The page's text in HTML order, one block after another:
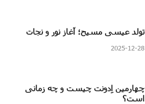
تولد عیسی مسیح؛ آغاز نور و نجات
2025-12-28
چهارمین اِدونت چیست و چه زمانی
است؟